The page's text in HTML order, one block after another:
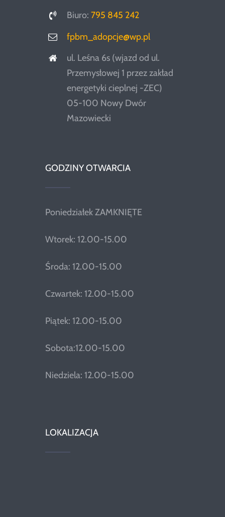
Biuro:795 845 242
fpbm_adopcje@wp.pl
ul. Leśna 6s (wjazd od ul.
Przemysłowej 1 przez zakład
energetyki cieplnej -ZEC)
05-100 Nowy Dwór
Mazowiecki
GODZINY OTWARCIA
Poniedziałek ZAMKNIĘTE
Wtorek: 12.00-15.00
Środa: 12.00-15.00
Czwartek: 12.00-15.00
Piątek: 12.00-15.00
Sobota:12.00-15.00
Niedziela: 12.00-15.00
LOKALIZACJA